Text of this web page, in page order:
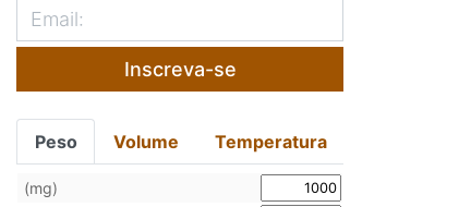
Inscreva-se
Peso Volume Temperatura
(mg)